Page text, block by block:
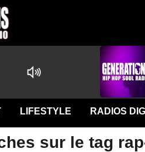
LIFESTYLE RADIOS
sur le tag